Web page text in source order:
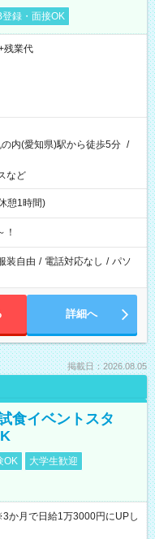
登録・面接OK
残業代
の内(愛知県)駅から徒歩5分 /
など
憩1時間)
装自由 / 電話対応なし / パソ
詳細へ
掲載日：2026.08.05
食イベントスタ
OK
大学生歓迎
月で日給1万3000円にUPし